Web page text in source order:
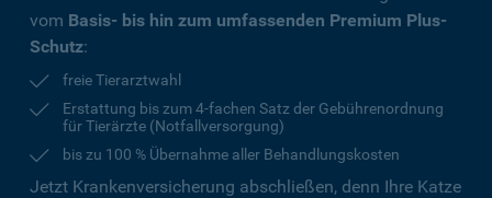
vom Basis- bis hin zum umfassenden Premium Plus-
Schutz:
freie Tierarztwahl
Erstattung bis zum 4-fachen Satz der Gebührenordnung
für Tierärzte (Notfallversorgung)
bis zu 100 % Übernahme aller Behandlungskosten
Jetzt Krankenversicherung abschließen, denn Ihre Katze